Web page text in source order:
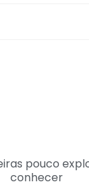
pouco
conhecer